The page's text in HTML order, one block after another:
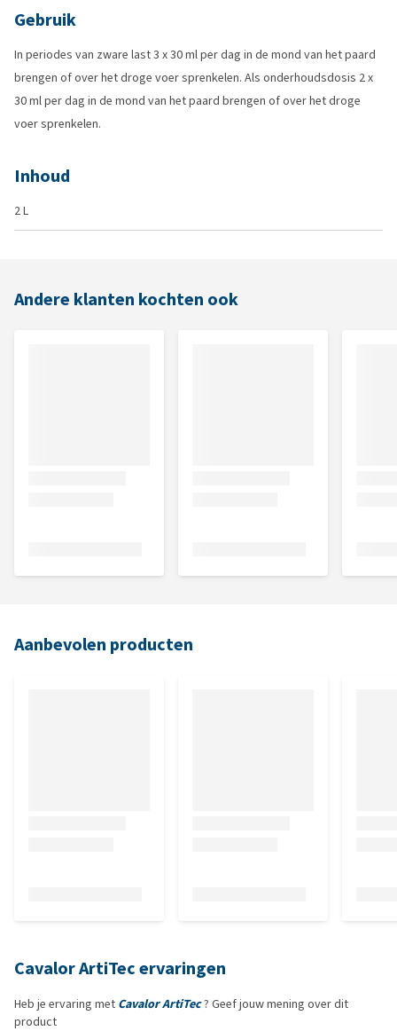
Gebruik
In periodes van zware last 3 x 30 ml per dag in de mond van het paard
brengen of over het droge voer sprenkelen. Als onderhoudsdosis 2 x
30 ml per dag in de mond van het paard brengen of over het droge
voer sprenkelen.
Inhoud
2 L
Andere klanten kochten ook
Aanbevolen producten
Cavalor ArtiTec ervaringen
Heb je ervaring met Cavalor ArtiTec? Geef jouw mening over dit
product